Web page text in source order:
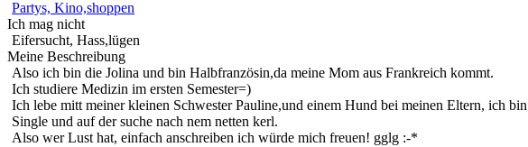
Partys, Kino,shoppen
Ich mag nicht
Eifersucht, Hass,lügen
Meine Beschreibung
Also ich bin die Jolina und bin Halbfranzösin,da meine Mom aus Frankreich kommt.
Ich studiere Medizin im ersten Semester=)
Ich lebe mitt meiner kleinen Schwester Pauline,und einem Hund bei meinen Eltern, ich bin
Single und auf der suche nach nem netten kerl.
Also wer Lust hat, einfach anschreiben ich würde mich freuen! gglg :-*